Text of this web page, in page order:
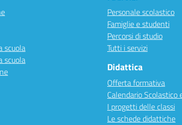
scuola
scuola
Personale scolastico
Famiglie e studenti
Percorsi di studio
Tutti i servizi
Didattica
Offerta formativa
Calendario Scolastico
I progetti delle classi
Le schede didattiche